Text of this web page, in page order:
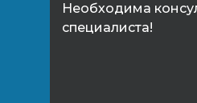
Необходима
специалиста!